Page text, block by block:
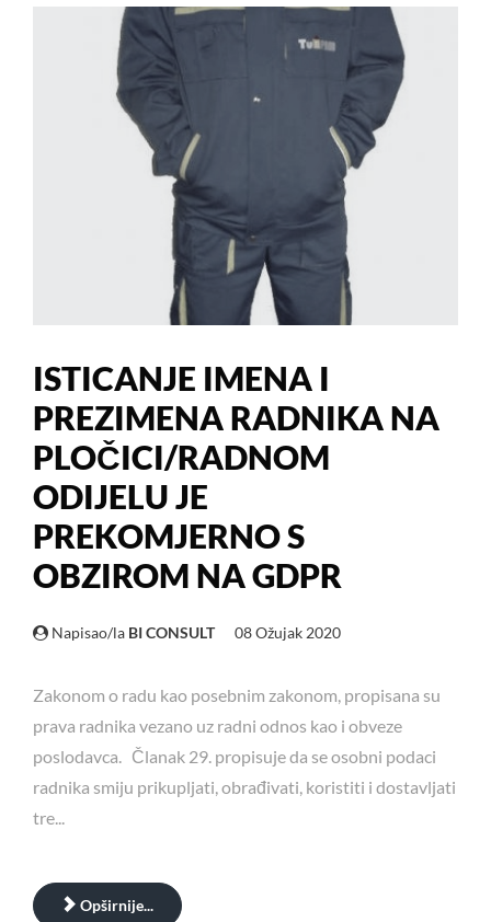
ISTICANJE IMENA I
PREZIMENA RADNIKA NA
PLOČICI/RADNOM
ODIJELU JE
PREKOMJERNO S
OBZIROM NA GDPR
Napisao/la BI CONSULT 08 Ožujak 2020
Zakonom o radu kao posebnim zakonom, propisana su
prava radnika vezano uz radni odnos kao i obveze
poslodavca. Članak 29. propisuje da se osobni podaci
radnika smiju prikupljati, obrađivati, koristiti i dostavljati
tre...
Opširnije...